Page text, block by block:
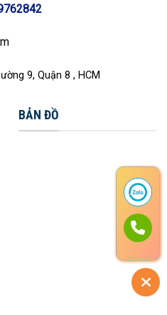
9, Quận 8 , HCM
BẢN ĐỒ